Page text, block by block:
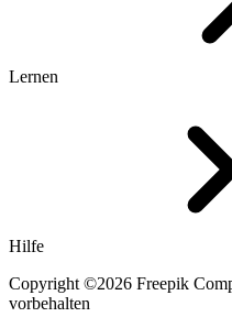
Lernen
Hilfe
Copyright ©2026 Freepik
vorbehalten